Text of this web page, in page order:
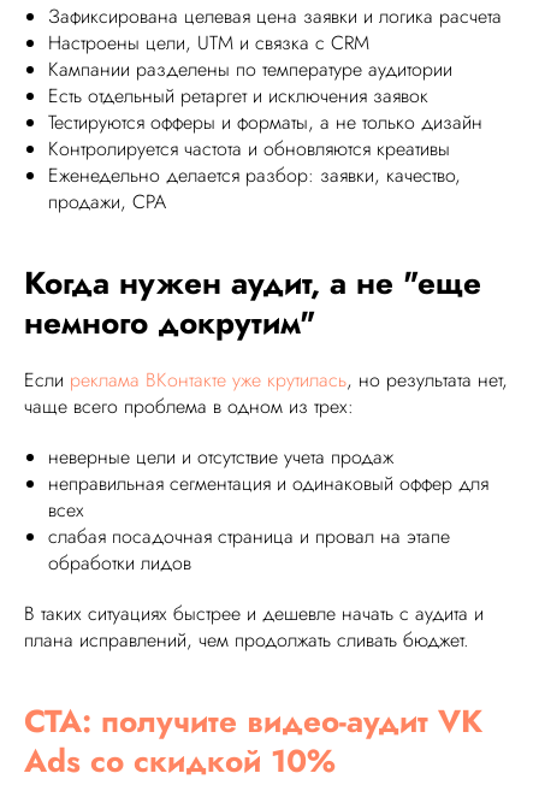
Зафиксирована целевая цена заявки и логика расчета
Настроены цели, UTM и связка с CRM
Кампании разделены по температуре аудитории
Есть отдельный ретаргет и исключения заявок
Тестируются офферы и форматы, а не только дизайн
Контролируется частота и обновляются креативы
Еженедельно делается разбор: заявки, качество,
продажи, CPA
Когда нужен аудит, а не "еще
немного докрутим"
Если реклама ВКонтакте уже крутилась, но результата нет,
чаще всего проблема в одном из трех:
неверные цели и отсутствие учета продаж
неправильная сегментация и одинаковый оффер для
всех
слабая посадочная страница и провал на этапе
обработки лидов
В таких ситуациях быстрее и дешевле начать с аудита и
плана исправлений, чем продолжать сливать бюджет.
CTA: получите видео-аудит VK
Ads со скидкой 10%